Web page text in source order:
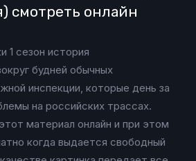
смотреть онлайн
1 сезон история
будней обычных
инспекции, которые день за
на российских трассах.
материал онлайн и при этом
когда выдается свободный